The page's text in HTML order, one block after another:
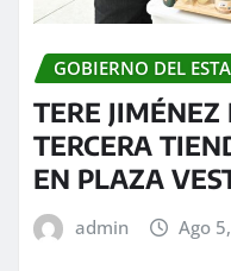
GOBIERNO DEL
TERE
TERCERA
EN PLAZA
admin Ago